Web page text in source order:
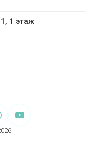
1 этаж